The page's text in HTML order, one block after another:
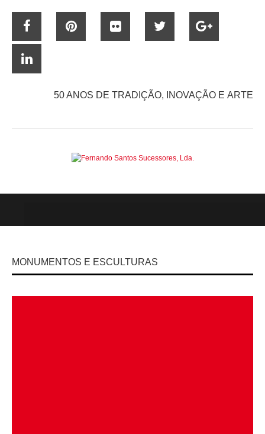
50 ANOS DE TRADIÇÃO, INOVAÇÃO E ARTE
MONUMENTOS E ESCULTURAS